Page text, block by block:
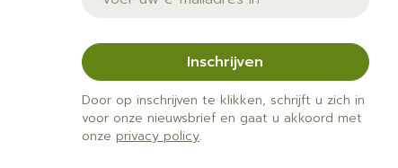
Inschrijven
Door op inschrijven te klikken, schrijft u zich in
voor onze nieuwsbrief en gaat u akkoord met
onze privacy policy.